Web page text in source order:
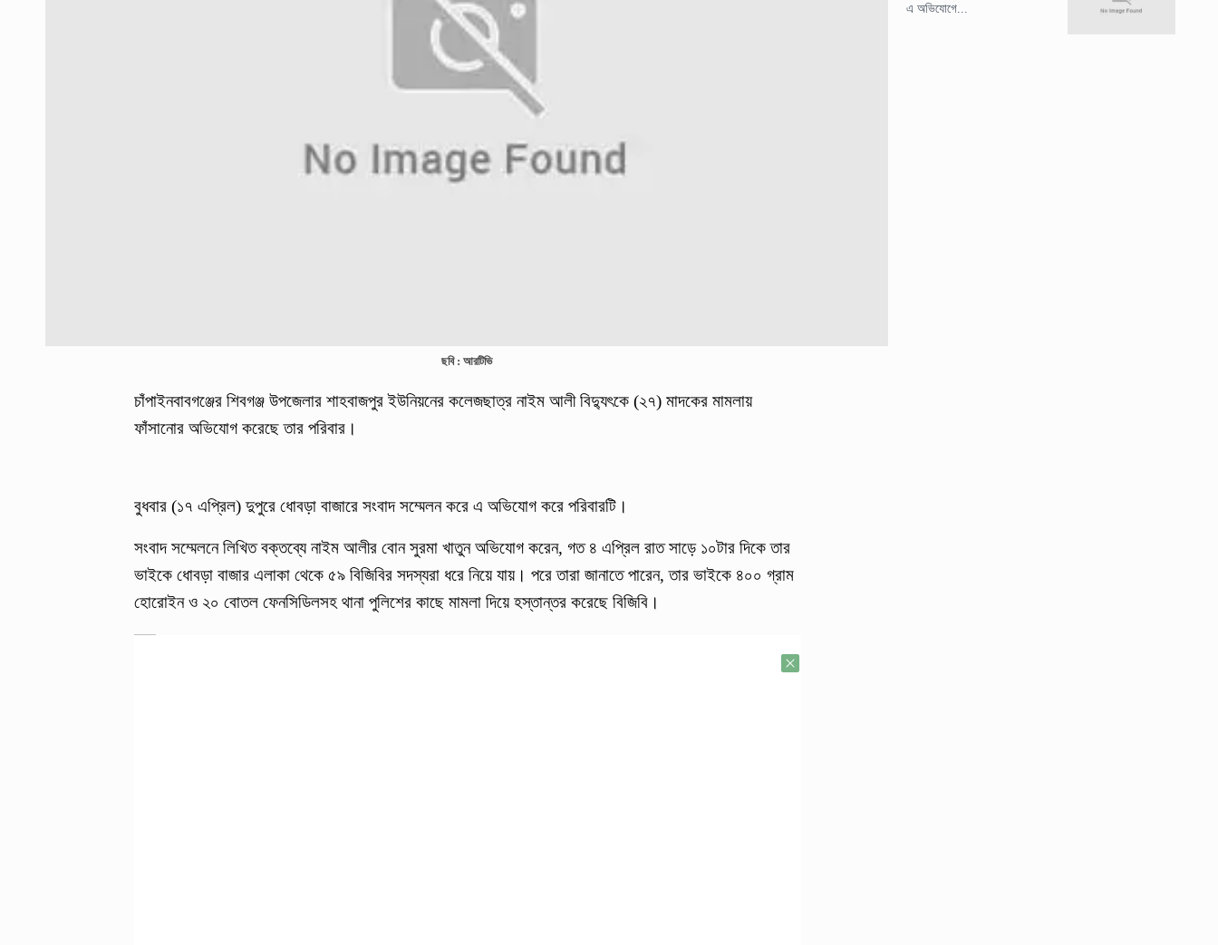
ছবি : আরটিভি
চাঁপাইনবাবগঞ্জের শিবগঞ্জ উপজেলার শাহবাজপুর ইউনিয়নের কলেজছাত্র নাইম আলী বিদ্যুৎকে (২৭) মাদকের মামলায়
ফাঁসানোর অভিযোগ করেছে তার পরিবার।
বুধবার (১৭ এপ্রিল) দুপুরে ধোবড়া বাজারে সংবাদ সম্মেলন করে এ অভিযোগ করে পরিবারটি।
সংবাদ সম্মেলনে লিখিত বক্তব্যে নাইম আলীর বোন সুরমা খাতুন অভিযোগ করেন, গত ৪ এপ্রিল রাত সাড়ে ১০টার দিকে তার
ভাইকে ধোবড়া বাজার এলাকা থেকে ৫৯ বিজিবির সদস্যরা ধরে নিয়ে যায়। পরে তারা জানাতে পারেন, তার ভাইকে ৪০০ গ্রাম
হোরোইন ও ২০ বোতল ফেনসিডিলসহ থানা পুলিশের কাছে মামলা দিয়ে হস্তান্তর করেছে বিজিবি।
এ অভিযোগে...